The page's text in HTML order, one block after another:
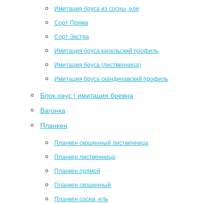
Имитация бруса из сосны, ели
Сорт Прима
Сорт Экстра
Имитация бруса карельский профиль
Имитация бруса (лиственница)
Имитация бруса скандинавский профиль
Блок-хаус | имитация бревна
Вагонка
Планкен
Планкен скошенный лиственница
Планкен лиственница
Планкен прямой
Планкен скошенный
Планкен сосна, ель